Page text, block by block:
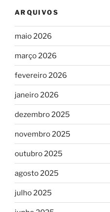
ARQUIVOS
maio 2026
março 2026
fevereiro 2026
janeiro 2026
dezembro 2025
novembro 2025
outubro 2025
agosto 2025
julho 2025